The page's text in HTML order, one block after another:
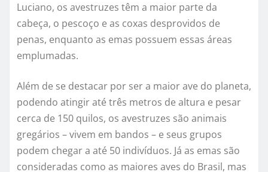
Luciano, os avestruzes têm a maior parte da
cabeça, o pescoço e as coxas desprovidos de
penas, enquanto as emas possuem essas áreas
emplumadas.
Além de se destacar por ser a maior ave do planeta,
podendo atingir até três metros de altura e pesar
cerca de 150 quilos, os avestruzes são animais
gregários – vivem em bandos – e seus grupos
podem chegar a até 50 indivíduos. Já as emas são
consideradas como as maiores aves do Brasil, mas